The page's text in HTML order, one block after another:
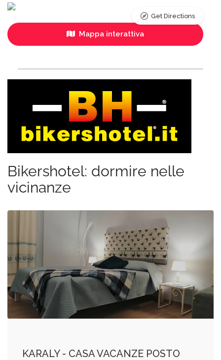
Mappa interattiva
Get Directions
Bikershotel: dormire nelle
vicinanze
KARALY - CASA VACANZE POSTO